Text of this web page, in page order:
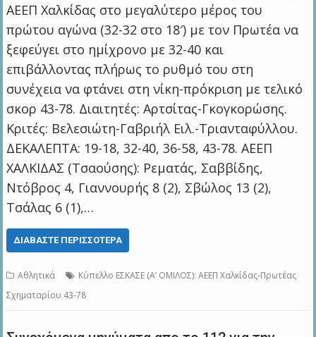
ΑΕΕΠ Χαλκίδας στο μεγαλύτερο μέρος του
πρώτου αγώνα (32-32 στο 18′) με τον Πρωτέα να
ξεφεύγει στο ημίχρονο με 32-40 και
επιβάλλοντας πλήρως το ρυθμό του στη
συνέχεια να φτάνει στη νίκη-πρόκριση με τελικό
σκορ 43-78. Διαιτητές: Αρτσίτας-Γκογκορώσης.
Κριτές: Βελεσιώτη-Γαβριήλ Ειλ.-Τριανταφύλλου.
ΔΕΚΑΛΕΠΤΑ: 19-18, 32-40, 36-58, 43-78. ΑΕΕΠ
ΧΑΛΚΙΔΑΣ (Τσαούσης): Ρεματάς, Σαββίδης,
Ντόβρος 4, Γιαννουρής 8 (2), Σβώλος 13 (2),
Τσάλας 6 (1),…
ΔΙΑΒΆΣΤΕ ΠΕΡΙΣΣΌΤΕΡΑ
Αθλητικά
Κύπελλο ΕΣΚΑΣΕ (Α’ ΟΜΙΛΟΣ): ΑΕΕΠ Χαλκίδας-Πρωτέας
Σχηματαρίου 43-78